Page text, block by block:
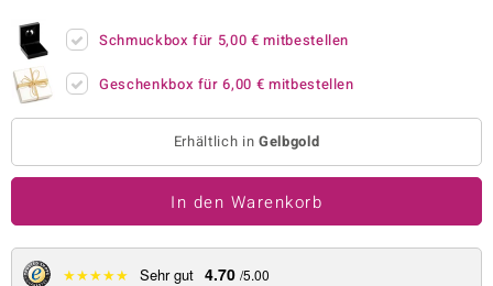
Collection
Schmuckbox für 5,00 € mitbestellen
Geschenkbox für6,00 € mitbestellen
Erhältlich in Gelbgold
In den Warenkorb
★★★★★ Sehr gut 4.70 /5.00